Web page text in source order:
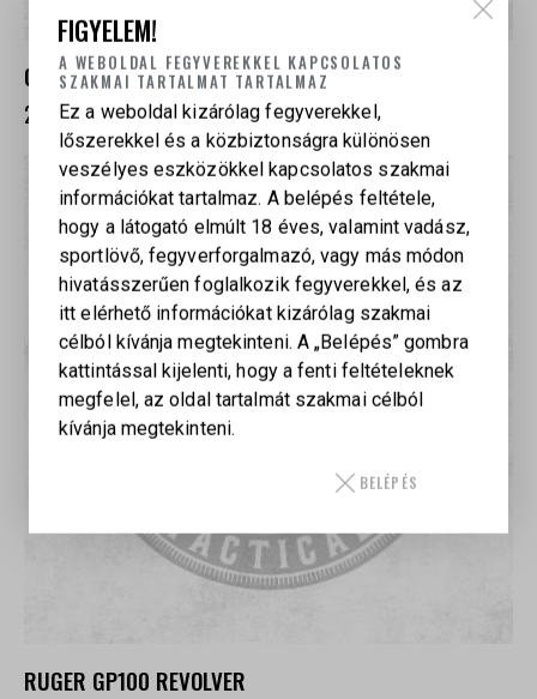
CHIAPPA 1873 22 REVOLVER
24 900Ft
RUGER GP100 REVOLVER
FIGYELEM!
A WEBOLDAL FEGYVEREKKEL KAPCSOLATOS
SZAKMAI TARTALMAT TARTALMAZ
Ez a weboldal kizárólag fegyverekkel,
lőszerekkel és a közbiztonságra különösen
veszélyes eszközökkel kapcsolatos szakmai
információkat tartalmaz. A belépés feltétele,
hogy a látogató elmúlt 18 éves, valamint vadász,
sportlövő, fegyverforgalmazó, vagy más módon
hivatásszerűen foglalkozik fegyverekkel, és az
itt elérhető információkat kizárólag szakmai
célból kívánja megtekinteni. A „Belépés” gombra
kattintással kijelenti, hogy a fenti feltételeknek
megfelel, az oldal tartalmát szakmai célból
kívánja megtekinteni.
BELÉPÉS